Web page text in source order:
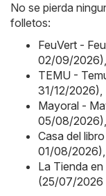
No se pierda
folletos:
FeuVert -
02/09/2026),
TEMU -
31/12/2026),
Mayoral -
05/08/2026),
Casa del
01/08/2026),
La Tienda
(25/07/